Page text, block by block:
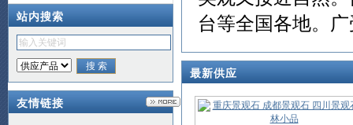
站内搜索
友情链接
台等全国各地。
最新供应